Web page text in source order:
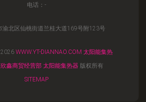
电话：-
渝北区仙桃街道兰桂大道169号附123号
2026 WWW.YT-DIANNAO.COM 太阳能集热
鑫商贸经营部 太阳能集热器版权所有
SITEMAP